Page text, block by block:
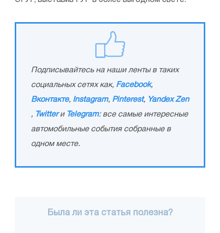
Подписывайтесь на наши ленты в таких
социальных сетях как, Facebook,
Вконтакте, Instagram, Pinterest, Yandex Zen
, Twitterи Telegram: все самые интересные
автомобильные события собранные в
одном месте.
Была ли эта статья полезна?